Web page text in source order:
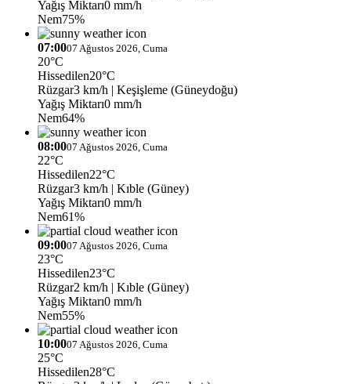
Yağış Miktarı0 mm/h
Nem75%
07:0007 Ağustos 2026, Cuma
20°C
Hissedilen20°C
Rüzgar3 km/h | Keşişleme (Güneydoğu)
Yağış Miktarı0 mm/h
Nem64%
08:0007 Ağustos 2026, Cuma
22°C
Hissedilen22°C
Rüzgar3 km/h | Kıble (Güney)
Yağış Miktarı0 mm/h
Nem61%
09:0007 Ağustos 2026, Cuma
23°C
Hissedilen23°C
Rüzgar2 km/h | Kıble (Güney)
Yağış Miktarı0 mm/h
Nem55%
10:0007 Ağustos 2026, Cuma
25°C
Hissedilen28°C